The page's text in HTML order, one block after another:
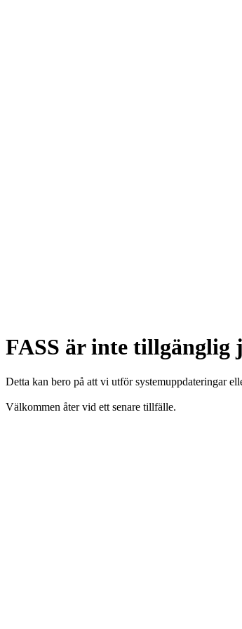
FASS är inte tillgänglig
Detta kan bero på att vi utför systemuppdateringar
Välkommen åter vid ett senare tillfälle.